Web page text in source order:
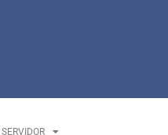
SERVIDOR